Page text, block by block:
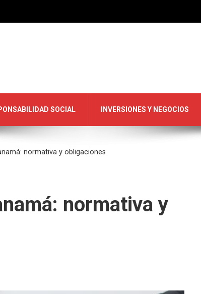
SOCIAL INVERSIONES Y NEGOCIOS
normativa y obligaciones
normativa y